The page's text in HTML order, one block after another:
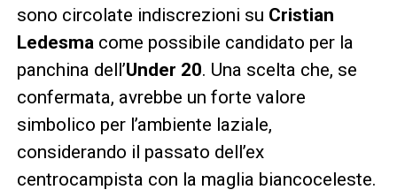
sono circolate indiscrezioni su Cristian
Ledesmacome possibile candidato per la
panchina dell’Under 20. Una scelta che, se
confermata, avrebbe un forte valore
simbolico per l’ambiente laziale,
considerando il passato dell’ex
centrocampista con la maglia biancoceleste.